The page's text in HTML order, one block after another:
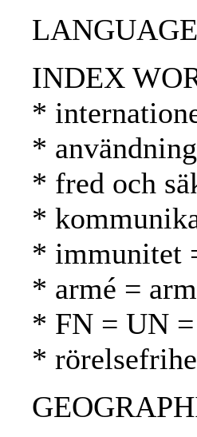
INDEX
*
*
* fred och
*
* immunitet
* armé =
* FN = UN
*